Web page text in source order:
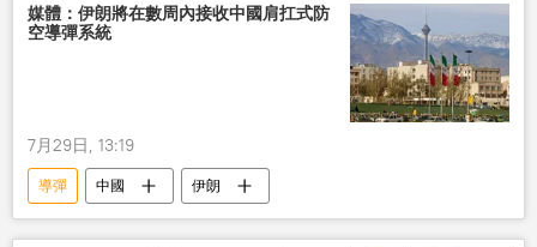
媒體：伊朗將在數周內接收中國肩扛式防
空導彈系統
7月29日, 13:19
導彈 中國 伊朗